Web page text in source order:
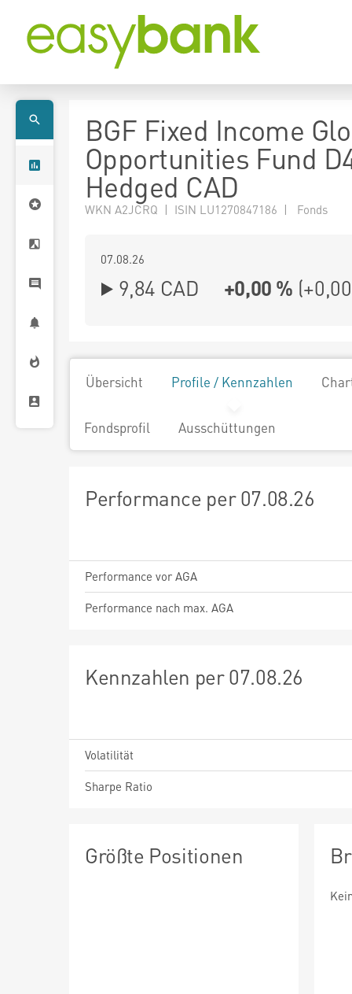
BGF Fixed Income
Opportunities Fund
Hedged CAD
WKN A2JCRQ | ISIN LU1270847186 | Fonds
07.08.26
9,84 CAD +0,00 % (+0,00
Übersicht Profile / Kennzahlen
Fondsprofil Ausschüttungen
Performance per 07.08.26
Performance vor AGA
Performance nach max. AGA
Kennzahlen per 07.08.26
Volatilität
Sharpe Ratio
Größte Positionen